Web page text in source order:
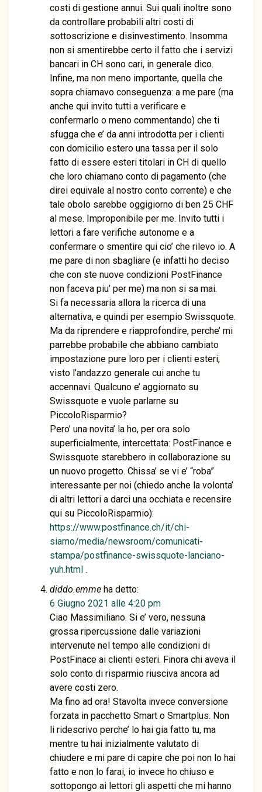
costi di gestione annui. Sui quali inoltre sono
da controllare probabili altri costi di
sottoscrizione e disinvestimento. Insomma
non si smentirebbe certo il fatto che i servizi
bancari in CH sono cari, in generale dico.
Infine, ma non meno importante, quella che
sopra chiamavo conseguenza: a me pare (ma
anche qui invito tutti a verificare e
confermarlo o meno commentando) che ti
sfugga che e’ da anni introdotta per i clienti
con domicilio estero una tassa per il solo
fatto di essere esteri titolari in CH di quello
che loro chiamano conto di pagamento (che
direi equivale al nostro conto corrente) e che
tale obolo sarebbe oggigiorno di ben 25 CHF
al mese. Improponibile per me. Invito tutti i
lettori a fare verifiche autonome e a
confermare o smentire qui cio’ che rilevo io. A
me pare di non sbagliare (e infatti ho deciso
che con ste nuove condizioni PostFinance
non faceva piu’ per me) ma non si sa mai.
Si fa necessaria allora la ricerca di una
alternativa, e quindi per esempio Swissquote.
Ma da riprendere e riapprofondire, perche’ mi
parrebbe probabile che abbiano cambiato
impostazione pure loro per i clienti esteri,
visto l’andazzo generale cui anche tu
accennavi. Qualcuno e’ aggiornato su
Swissquote e vuole parlarne su
PiccoloRisparmio?
Pero’ una novita’ la ho, per ora solo
superficialmente, intercettata: PostFinance e
Swissquote starebbero in collaborazione su
un nuovo progetto. Chissa’ se vi e’ “roba”
interessante per noi (chiedo anche la volonta’
di altri lettori a darci una occhiata e recensire
qui su PiccoloRisparmio):
https://www.postfinance.ch/it/chi-
siamo/media/newsroom/comunicati-
stampa/postfinance-swissquote-lanciano-
yuh.html .
diddo.emme ha detto:
6 Giugno 2021 alle 4:20 pm
Ciao Massimiliano. Si e’ vero, nessuna
grossa ripercussione dalle variazioni
intervenute nel tempo alle condizioni di
PostFinace ai clienti esteri. Finora chi aveva il
solo conto di risparmio riusciva ancora ad
avere costi zero.
Ma fino ad ora! Stavolta invece conversione
forzata in pacchetto Smart o Smartplus. Non
li ridescrivo perche’ lo hai gia fatto tu, ma
mentre tu hai inizialmente valutato di
chiudere e mi pare di capire che poi non lo hai
fatto e non lo farai, io invece ho chiuso e
sottopongo ai lettori gli aspetti che mi hanno